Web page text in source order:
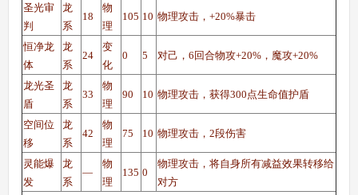
圣光审
判
龙
系
18
物
理
105 10 物理攻击，+20%暴击
恒净龙
体
龙
系
24
变
化
0 5 对己，6回合物攻+20%，魔攻+20%
龙光圣
盾
龙
系
33
物
理
90 10 物理攻击，获得300点生命值护盾
空间位
移
龙
系
42
物
理
75 10 物理攻击，2段伤害
灵能爆
发
龙
系
—
物
理
135 0
物理攻击，将自身所有减益效果转移给
对方